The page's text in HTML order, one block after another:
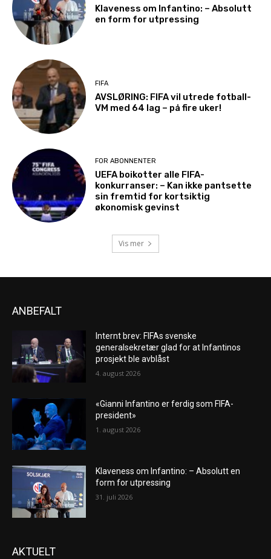
Klaveness om Infantino: – Absolutt
en form for utpressing
FIFA
AVSLØRING: FIFA vil utrede fotball-
VM med 64 lag – på fire uker!
FOR ABONNENTER
UEFA boikotter alle FIFA-
konkurranser: – Kan ikke pantsette
sin fremtid for kortsiktig
økonomisk gevinst
Vis mer
ANBEFALT
Internt brev: FIFAs svenske
generalsekretær glad for at Infantinos
prosjekt ble avblåst
4. august 2026
«Gianni Infantino er ferdig som FIFA-
president»
1. august 2026
Klaveness om Infantino: – Absolutt en
form for utpressing
31. juli 2026
AKTUELT